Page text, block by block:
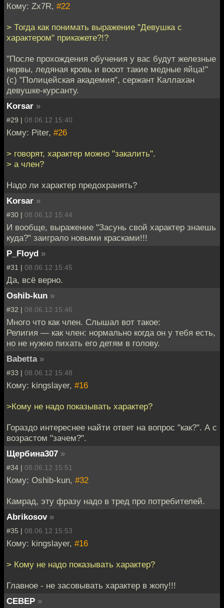
Кому: Zx7R, #22
> Тогда как понимать выражение "Девушка с
характером" прикажете?!?
"После прохождения обучения у вас будут железные
нервы, ледяная кровь и вооот такие медные яйца!"
(с) "Полицейская академия", сержант Каллахан
девушке-курсанту.
Korsar »
#29 | 08.06.12 15:40
Кому: Piter, #26
> говорят, характер можно "закалить".
> а член?
Надо ли характер предохранять?
Korsar »
#30 | 08.06.12 15:44
И вообще, выражение "Засунь свой характер знаешь
куда?" заиграло новыми красками!!!
P_Floyd »
#31 | 08.06.12 15:45
Да, всё верно.
Oshib-kun »
#32 | 08.06.12 15:46
Много что как член. Слышал вот такое:
Религия — как член: нормально когда он у тебя есть,
но не нужно пихать его детям в голову.
Babetta »
#33 | 08.06.12 15:48
Кому: kingslayer, #16
>Кому не надо показывать характер?
Гораздо интереснее найти ответ на вопрос "как?". А с
возрастом "зачем?".
Щербина307 »
#34 | 08.06.12 15:51
Кому: Oshib-kun, #32
Камрад, эту фразу надо в тред про потребителей.
Abrikosov »
#35 | 08.06.12 15:53
Кому: kingslayer, #16
> Кому не надо показывать характер?
Главное - не засовывать характер в жопу!!!
CEBEP »